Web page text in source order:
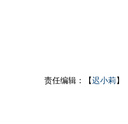
责任编辑：【迟小莉 】